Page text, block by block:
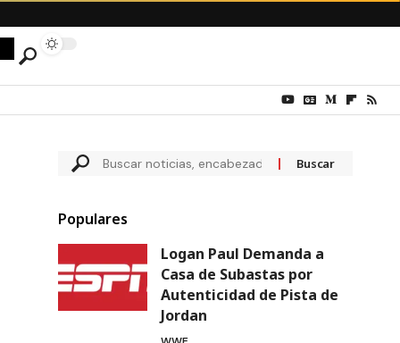
Populares
Logan Paul Demanda a
Casa de Subastas por
Autenticidad de Pista de
Jordan